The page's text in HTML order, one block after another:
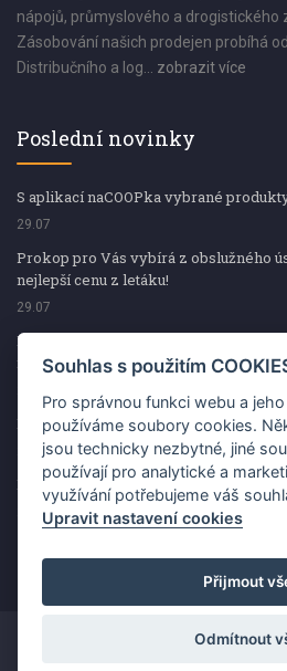
nápojů, průmyslového a drogistického
Zásobování našich prodejen probíhá
Distribučního a log... zobrazit více
Poslední novinky
S aplikací naCOOPka vybrané
29.07
Prokop pro Vás vybírá z obslužného
nejlepší cenu z letáku!
29.07
Prokop pro Vás vybírá z obslužného
nejlepší cenu z letáku!
Kup špekáčky od Váhaly a vyhraj s
29.07
Prokop pro Vás vybírá na víkendovku
29.07
Copyright ©2026 Jednota,
Souhlas s použitím
Pro správnou funkci webu a
používáme soubory cookies.
jsou technicky nezbytné, jiné
používají pro analytické a
využívání potřebujeme váš
Upravit nastavení cookies
Přijmout
Odmítnout